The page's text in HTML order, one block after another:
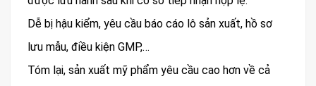
Dễ bị hậu kiểm, yêu cầu báo cáo lô sản xuất, hồ sơ
lưu mẫu, điều kiện GMP,…
Tóm lại, sản xuất mỹ phẩm yêu cầu cao hơn về cả